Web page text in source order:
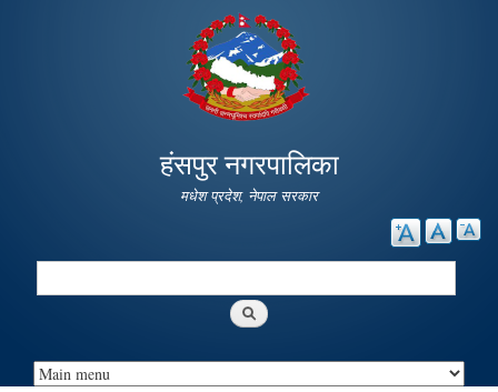
main
content
हंसपुर नगरपालिका
मधेश प्रदेश, नेपाल सरकार
Search